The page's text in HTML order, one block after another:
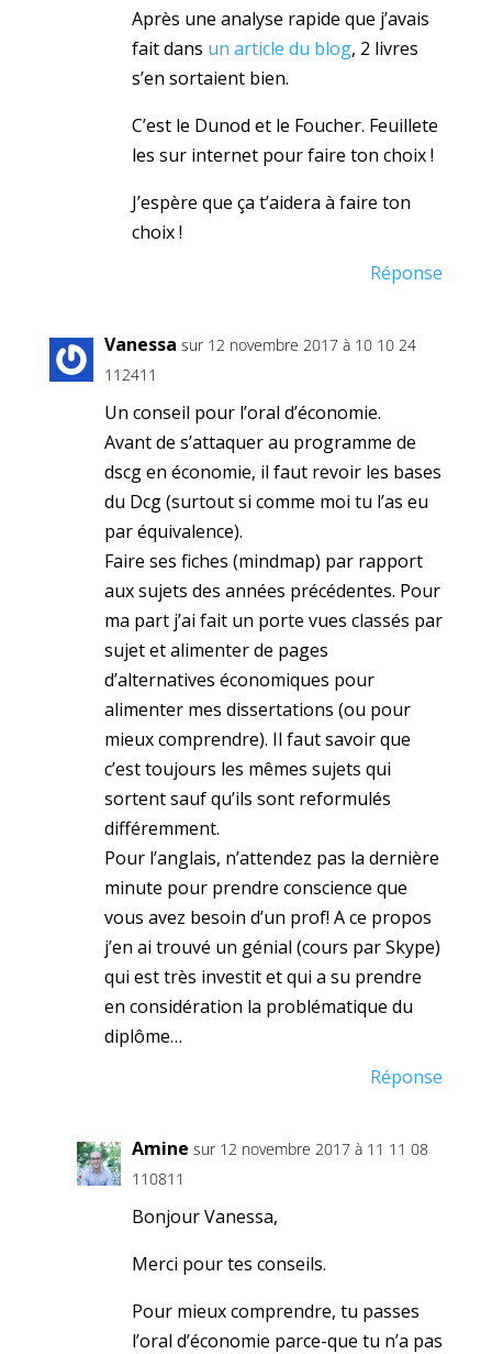
Après une analyse rapide que j’avais
fait dans un article du blog, 2 livres
s’en sortaient bien.
C’est le Dunod et le Foucher. Feuillete
les sur internet pour faire ton choix !
J’espère que ça t’aidera à faire ton
choix !
Réponse
Vanessa sur 12 novembre 2017 à 10 10 24
112411
Un conseil pour l’oral d’économie.
Avant de s’attaquer au programme de
dscg en économie, il faut revoir les bases
du Dcg (surtout si comme moi tu l’as eu
par équivalence).
Faire ses fiches (mindmap) par rapport
aux sujets des années précédentes. Pour
ma part j’ai fait un porte vues classés par
sujet et alimenter de pages
d’alternatives économiques pour
alimenter mes dissertations (ou pour
mieux comprendre). Il faut savoir que
c’est toujours les mêmes sujets qui
sortent sauf qu’ils sont reformulés
différemment.
Pour l’anglais, n’attendez pas la dernière
minute pour prendre conscience que
vous avez besoin d’un prof! A ce propos
j’en ai trouvé un génial (cours par Skype)
qui est très investit et qui a su prendre
en considération la problématique du
diplôme…
Réponse
Amine sur 12 novembre 2017 à 11 11 08
110811
Bonjour Vanessa,
Merci pour tes conseils.
Pour mieux comprendre, tu passes
l’oral d’économie parce-que tu n’a pas